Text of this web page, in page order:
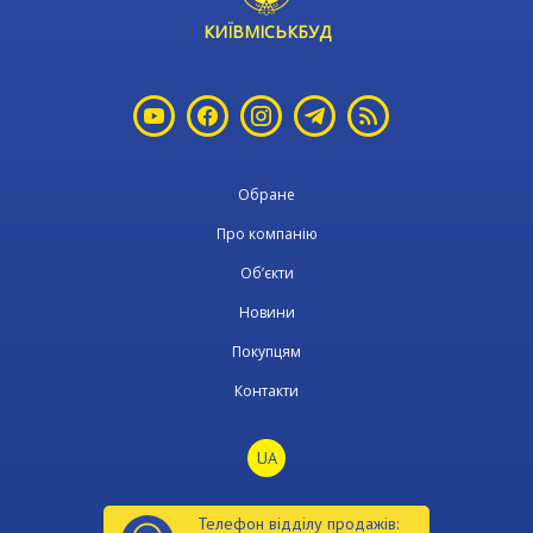
КИЇВМІСЬКБУД
Обране
Про компанію
Об’єкти
Новини
Покупцям
Контакти
UA
Телефон відділу продажів: